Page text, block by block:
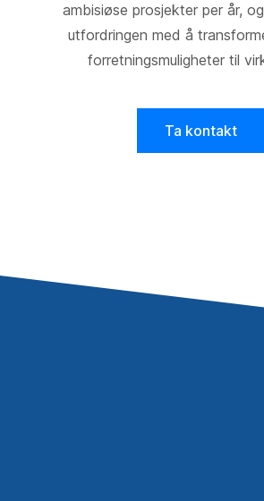
ambisiøse prosjekter per år,
utfordringen med å
forretningsmuligheter til
Ta kontakt